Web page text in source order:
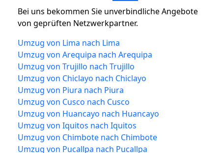
Bei uns bekommen Sie unverbindliche Angebote
von geprüften Netzwerkpartner.
Umzug von Lima nach Lima
Umzug von Arequipa nach Arequipa
Umzug von Trujillo nach Trujillo
Umzug von Chiclayo nach Chiclayo
Umzug von Piura nach Piura
Umzug von Cusco nach Cusco
Umzug von Huancayo nach Huancayo
Umzug von Iquitos nach Iquitos
Umzug von Chimbote nach Chimbote
Umzug von Pucallpa nach Pucallpa